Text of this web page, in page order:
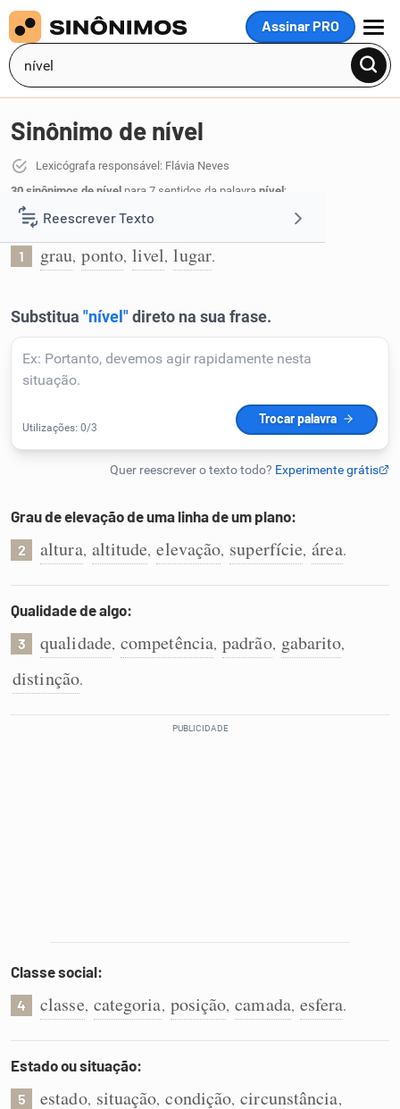
Assinar PRO
MENU
Reescrever Texto
Resumir Texto
Corrigir Texto
Detector de IA
Humanizador de IA
Cata-letras
Conexões
Caça-palavras
Dicionário
Sinônimo de nível
Lexicógrafa responsável: Flávia Neves
30 sinônimos de nível para 7 sentidos da palavra nível:
Valor atingido por uma grandeza:
1 grau, ponto, livel, lugar.
Grau de elevação de uma linha de um plano:
2 altura, altitude, elevação, superfície, área.
Qualidade de algo:
3 qualidade, competência, padrão, gabarito,
distinção.
Classe social:
4 classe, categoria, posição, camada, esfera.
Estado ou situação:
5 estado, situação, condição, circunstância,